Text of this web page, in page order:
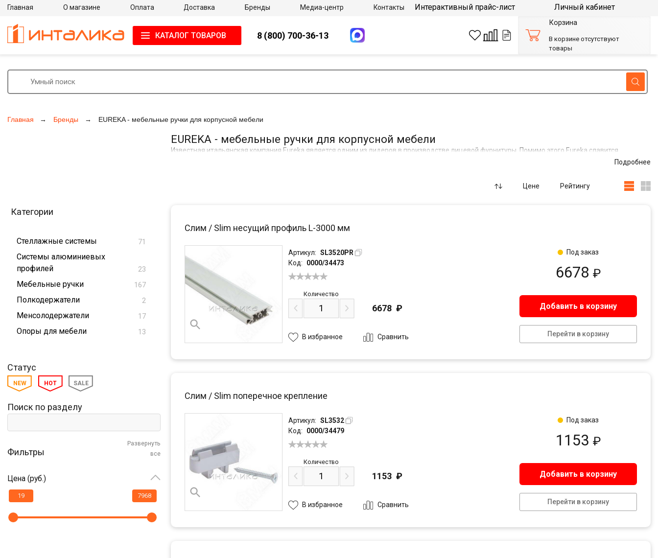
Главная Бренды EUREKA - мебельные ручки для корпусной мебели
EUREKA - мебельные ручки для корпусной мебели
Известная итальянская компания Eureka является одним из лидеров в производстве лицевой фурнитуры. Помимо этого Eureka славится
гармонично сочетаются с динамикой и функциональностью современных интерьеров. Квалифицированные специалисты компании постоянно
Подробнее
Цене Рейтингу
Категории
Стеллажные системы 71
Системы алюминиевых
профилей
23
Мебельные ручки 167
Полкодержатели 2
Менсолодержатели 17
Опоры для мебели 13
Статус
NEW HOT SALE
Поиск по разделу
Фильтры
Развернуть
все
Цена (руб.)
Слим / Slim несущий профиль L-3000 мм
Артикул: SL3520PR
Код:
0000/34473
6678 ₽
Количество
6678 ₽ Добавить в корзину
Перейти в корзину
В избранное Сравнить
Под заказ
Слим / Slim поперечное крепление
Артикул: SL3532
Код:
0000/34479
1153 ₽
Количество
1153 ₽ Добавить в корзину
Перейти в корзину
В избранное Сравнить
Под заказ
Главная О магазине Оплата Доставка Бренды Медиа-центр Контакты Интерактивный прайс-лист Личный кабинет
КАТАЛОГ ТОВАРОВ 8 (800) 700-36-13
Корзина
В корзине отсутствуют
товары